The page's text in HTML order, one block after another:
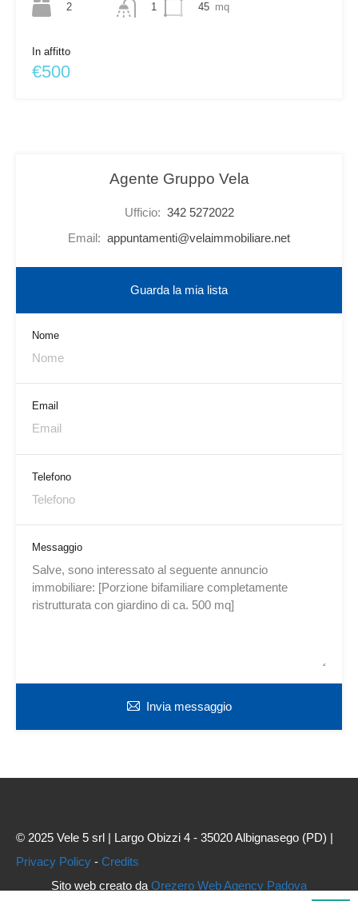
2
1
45 mq
In affitto
€500
Agente Gruppo Vela
Ufficio: 342 5272022
Email: appuntamenti@velaimmobiliare.net
Guarda la mia lista
Nome
Email
Telefono
Messaggio
Invia messaggio
© 2025 Vele 5 srl | Largo Obizzi 4 - 35020 Albignasego (PD) |
Privacy Policy - Credits
Sito web creato da Orezero Web Agency Padova